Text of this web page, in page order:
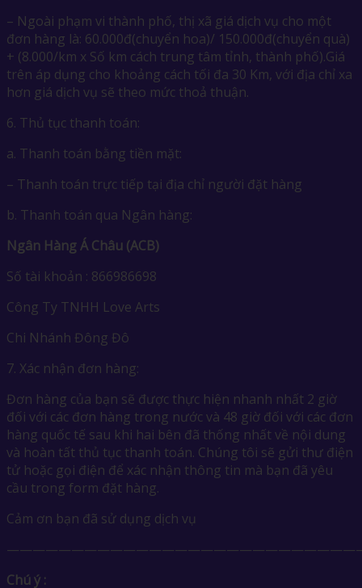
– Ngoài phạm vi thành phố, thị xã giá dịch vụ cho một
đơn hàng là: 60.000đ(chuyển hoa)/ 150.000đ(chuyển quà)
+ (8.000/km x Số km cách trung tâm tỉnh, thành phố).Giá
trên áp dụng cho khoảng cách tối đa 30 Km, với địa chỉ xa
hơn giá dịch vụ sẽ theo mức thoả thuận.
6. Thủ tục thanh toán:
a. Thanh toán bằng tiền mặt:
– Thanh toán trực tiếp tại địa chỉ người đặt hàng
b. Thanh toán qua Ngân hàng:
Ngân Hàng Á Châu (ACB)
Số tài khoản : 866986698
Công Ty TNHH Love Arts
Chi Nhánh Đông Đô
7. Xác nhận đơn hàng:
Đơn hàng của bạn sẽ được thực hiện nhanh nhất 2 giờ
đối với các đơn hàng trong nước và 48 giờ đối với các đơn
hàng quốc tế sau khi hai bên đã thống nhất về nội dung
và hoàn tất thủ tục thanh toán. Chúng tôi sẽ gửi thư điện
tử hoặc gọi điện để xác nhận thông tin mà bạn đã yêu
cầu trong form đặt hàng.
Cảm ơn bạn đã sử dụng dịch vụ
Chú ý :